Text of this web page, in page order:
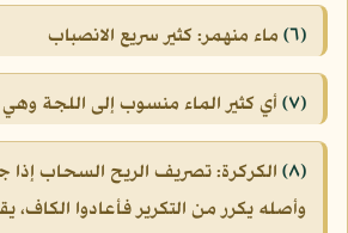
(٦) ماء منهمر: كثير سريع الانصباب
(٧) أي كثير الماء منسوب إلى اللجة
(٨)
الكركرة: تصريف الريح السحاب إذا
وأصله يكرر من التكرير فأعادوا